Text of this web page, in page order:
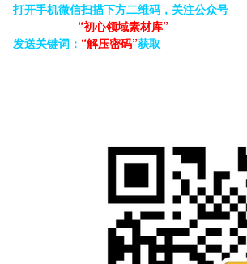
打开手机微信扫描下方二维码，关注公众号
“初心领域素材库”
发送关键词： “解压密码”获取